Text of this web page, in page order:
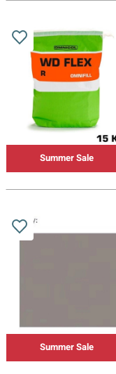
Summer Sale
Summer Sale